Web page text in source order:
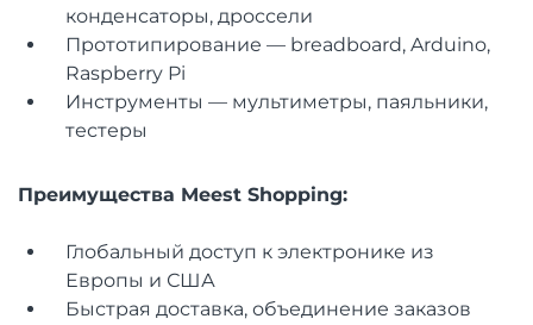
конденсаторы, дроссели
Прототипирование — breadboard, Arduino,
Raspberry Pi
Инструменты — мультиметры, паяльники,
тестеры
Преимущества Meest Shopping:
Глобальный доступ к электронике из
Европы и США
Быстрая доставка, объединение заказов